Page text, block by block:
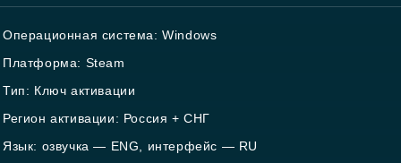
Операционная система: Windows
Платформа: Steam
Тип: Ключ активации
Регион активации: Россия + СНГ
Язык: озвучка — ENG, интерфейс — RU